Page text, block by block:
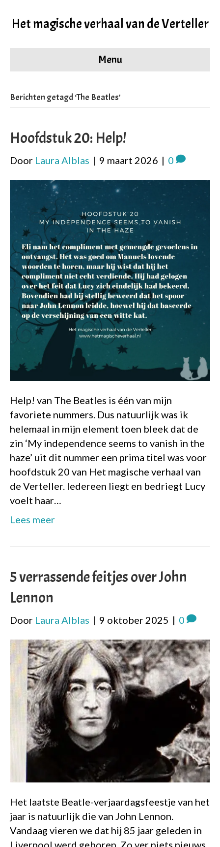
Het magische verhaal van de Verteller
Menu
Berichten getagd ‘The Beatles’
Hoofdstuk 20: Help!
Door Laura Alblas | 9 maart 2026 | 0
Help! van The Beatles is één van mijn
favoriete nummers. Dus natuurlijk was ik
helemaal in mijn element toen bleek dat de
zin ‘My independence seems to vanish in the
haze’ uit dit nummer een prima titel was voor
hoofdstuk 20 van Het magische verhaal van
de Verteller. Iedereen liegt en bedriegt Lucy
voelt haar…
Lees meer
5 verrassende feitjes over John
Lennon
Door Laura Alblas | 9 oktober 2025 | 0
Het laatste Beatle-verjaardagsfeestje van het
jaar is natuurlijk die van John Lennon.
Vandaag vieren we dat hij 85 jaar geleden in
Liverpool werd geboren. Zo ver niets nieuws,